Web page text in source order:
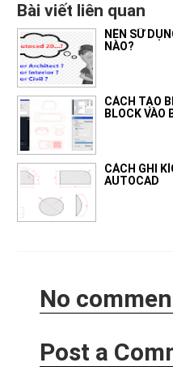
Bài viết liên quan
NÊN SỮ
NÀO?
CÁCH TẠO
BLOCK VÀO
CÁCH GHI
AUTOCAD
No
Post a